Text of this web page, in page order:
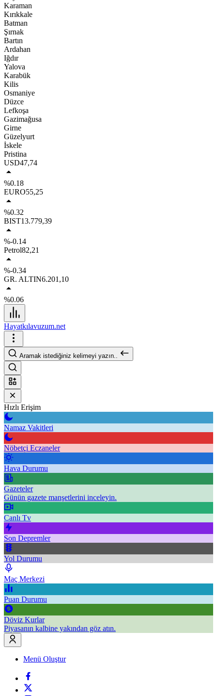
Karaman
Kırıkkale
Batman
Şırnak
Bartın
Ardahan
Iğdır
Yalova
Karabük
Kilis
Osmaniye
Düzce
Lefkoşa
Gazimağusa
Girne
Güzelyurt
İskele
Pristina
USD47,74
%0.18
EURO55,25
%0.32
BIST13.779,39
%-0.14
Petrol82,21
%-0.34
GR. ALTIN6.201,10
%0.06
Hayatkılavuzum.net
Aramak istediğiniz kelimeyi yazın..
Hızlı Erişim
Namaz Vakitleri
Nöbetçi Eczaneler
Hava Durumu
Gazeteler
Günün gazete manşetlerini inceleyin.
Canlı Tv
Son Depremler
Yol Durumu
Maç Merkezi
Puan Durumu
Döviz Kurlar
Piyasanın kalbine yakından göz atın.
Menü Oluştur